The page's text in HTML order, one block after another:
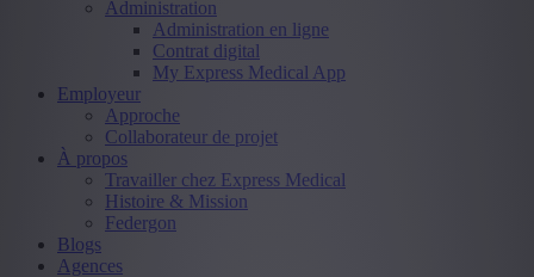
Administration
Administration en ligne
Contrat digital
My Express Medical App
Employeur
Approche
Collaborateur de projet
À propos
Travailler chez Express Medical
Histoire & Mission
Federgon
Blogs
Agences